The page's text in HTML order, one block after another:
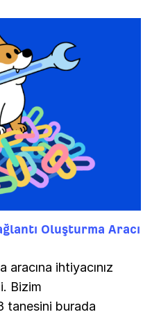
Oluşturma Aracı
ihtiyacınız
Bizim
tanesini burada